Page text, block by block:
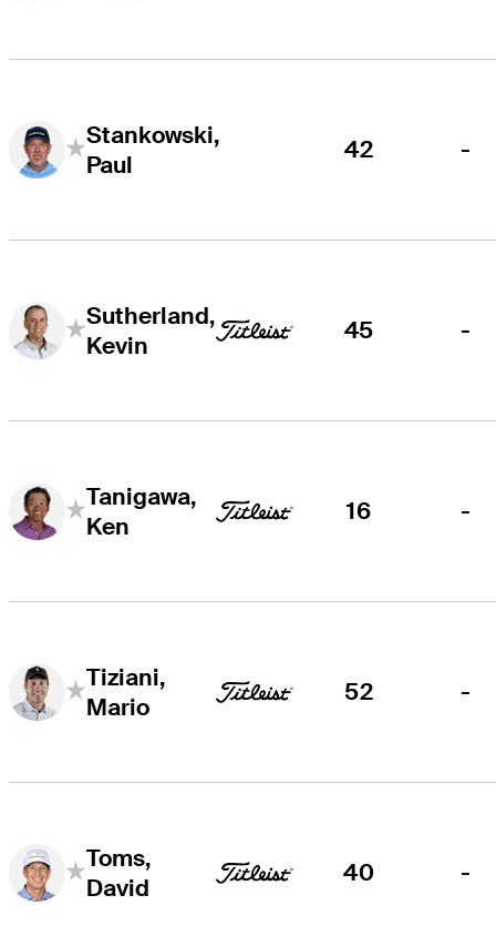
Stankowski,
Paul
42 -
Sutherland,
Kevin
45 -
Tanigawa,
Ken
16 -
Tiziani,
Mario
52 -
Toms,
David
40 -